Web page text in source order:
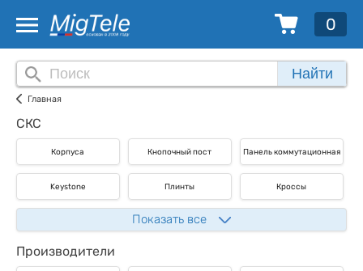
0
Найти
Главная
СКС
Корпуса Кнопочный пост Панель коммутационная
Keystone Плинты Кроссы
Показать все
Производители